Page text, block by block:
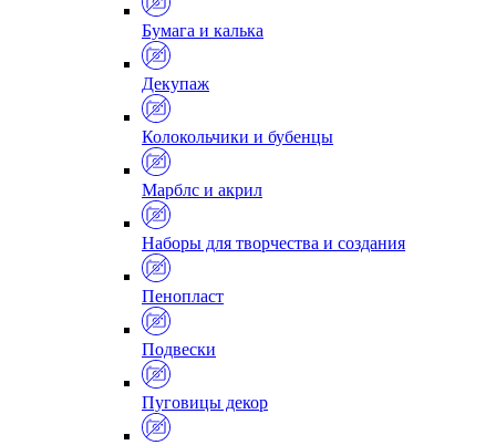
Бумага и калька
Декупаж
Колокольчики и бубенцы
Марблс и акрил
Наборы для творчества и создания
Пенопласт
Подвески
Пуговицы декор